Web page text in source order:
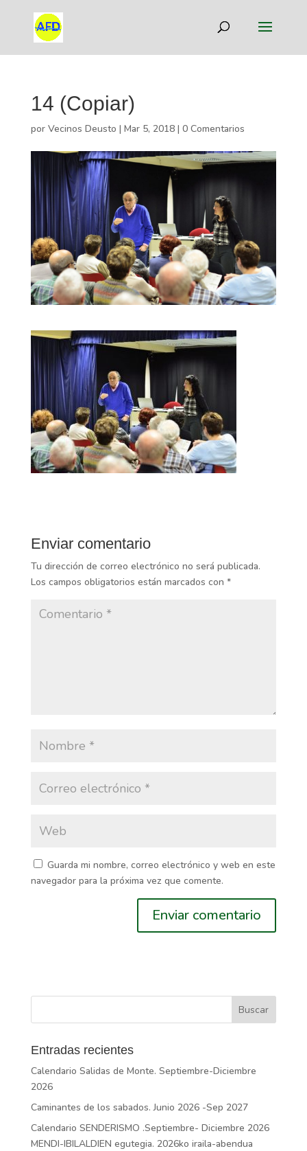
14 (Copiar)
por Vecinos Deusto | Mar 5, 2018| 0 Comentarios
Enviar comentario
Tu dirección de correo electrónico no será publicada.
Los campos obligatorios están marcados con *
Guarda mi nombre, correo electrónico y web en este
navegador para la próxima vez que comente.
Entradas recientes
Calendario Salidas de Monte. Septiembre-Diciembre
2026
Caminantes de los sabados. Junio 2026 -Sep 2027
Calendario SENDERISMO .Septiembre- Diciembre 2026
MENDI-IBILALDIEN egutegia. 2026ko iraila-abendua